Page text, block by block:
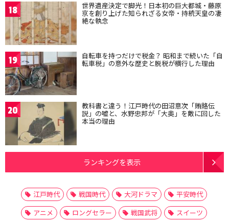
18 世界遺産決定で脚光！日本初の巨大都城・藤原
京を創り上げた知られざる女帝・持統天皇の凄
絶な執念
19 自転車を持つだけで税金？ 昭和まで続いた「自
転車税」の意外な歴史と脱税が横行した理由
20 教科書と違う！江戸時代の田沼意次「賄賂伝
説」の嘘と、水野忠邦が「大奥」を敵に回した
本当の理由
ランキングを表示
江戸時代 戦国時代 大河ドラマ
平安時代
アニメ
ロングセラー 戦国武将
スイーツ